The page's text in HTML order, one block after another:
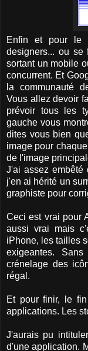
Enfin et pour le
designers... ou se
sortant un mobile
concurrent. Et
la communauté
Vous allez devoir
prévoir tous les
gauche vous
dites vous bien
image pour
de l'image
J'ai assez embêté
j'en ai hérité un
graphiste pour
Ceci est vrai pour
aussi vrai mais
iPhone, les tailles
exigeantes.
crénelage des
régal.
Et pour finir, le
applications. Les
J'aurais pu
d'une application.